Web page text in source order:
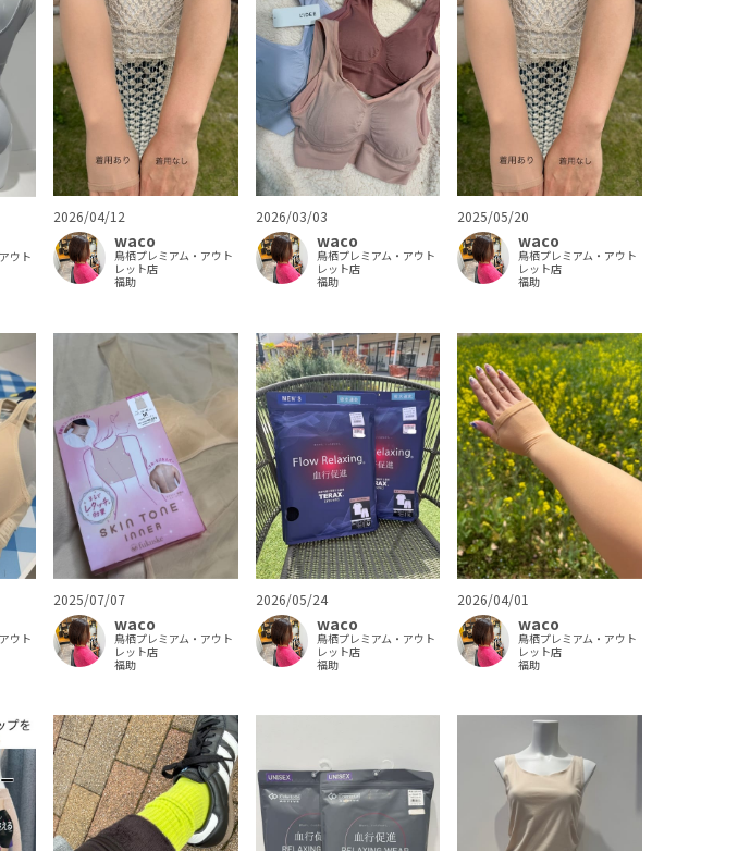
ウト
2026/04/12
waco
鳥栖プレミアム・アウト
レット店
福助
2026/03/03
waco
鳥栖プレミアム・アウト
レット店
福助
2025/05/20
waco
鳥栖プレミアム・アウト
レット店
福助
ウト
2025/07/07
waco
鳥栖プレミアム・アウト
レット店
福助
2026/05/24
waco
鳥栖プレミアム・アウト
レット店
福助
2026/04/01
waco
鳥栖プレミアム・アウト
レット店
福助